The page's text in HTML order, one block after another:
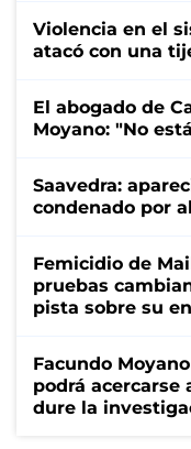
Violencia en el
atacó con una
El abogado de
Moyano: "No
Saavedra:
condenado por
Femicidio de
pruebas
pista sobre su
Facundo
podrá acercarse
dure la